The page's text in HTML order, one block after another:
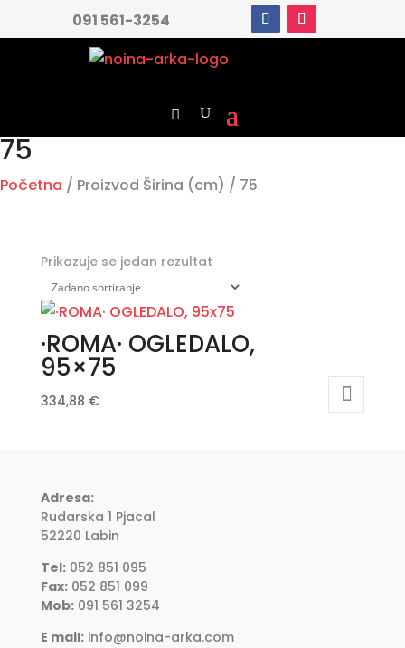
091 561-3254
75
Početna / Proizvod Širina (cm) / 75
Prikazuje se jedan rezultat
·ROMA· OGLEDALO,
95×75
334,88 €
Adresa:
Rudarska 1 Pjacal
52220 Labin
Tel:052 851 095
Fax:052 851 099
Mob:091 561 3254
E mail: info@noina-arka.com